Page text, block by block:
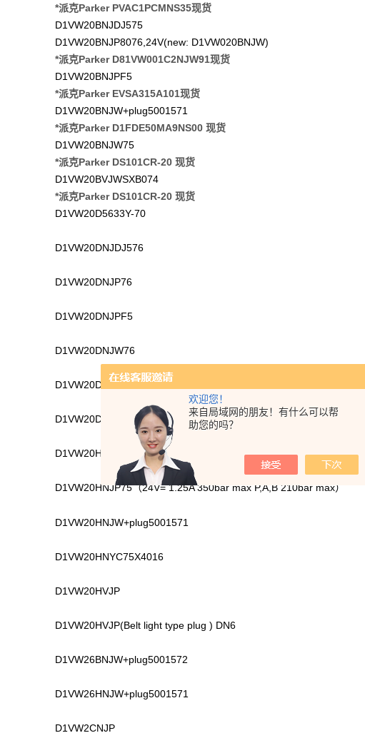
欢迎您！
来自局域网的朋友！有什么可以帮
助您的吗？
*派克Parker PVAC1PCMNS35现货
D1VW20BNJDJ575
D1VW20BNJP8076,24V(new: D1VW020BNJW)
*派克Parker D81VW001C2NJW91现货
D1VW20BNJPF5
*派克Parker EVSA315A101现货
D1VW20BNJW+plug5001571
*派克Parker D1FDE50MA9NS00 现货
D1VW20BNJW75
*派克Parker DS101CR-20 现货
D1VW20BVJWSXB074
*派克Parker DS101CR-20 现货
D1VW20D5633Y-70
D1VW20DNJDJ576
D1VW20DNJP76
D1VW20DNJPF5
D1VW20DNJW76
D1VW20DVJWSXB074
D1VW20DVZP75XB510
D1VW20HNJP
D1VW20HNJP75（24V= 1.25A 350bar max P,A,B 210bar max）
D1VW20HNJW+plug5001571
D1VW20HNYC75X4016
D1VW20HVJP
D1VW20HVJP(Belt light type plug ) DN6
D1VW26BNJW+plug5001572
D1VW26HNJW+plug5001571
D1VW2CNJP